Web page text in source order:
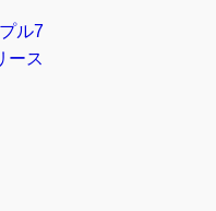
ル7
ース